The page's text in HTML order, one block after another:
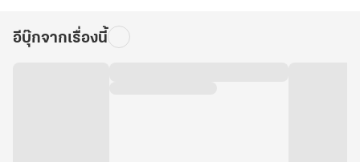
อีบุ๊กจากเรื่องนี้